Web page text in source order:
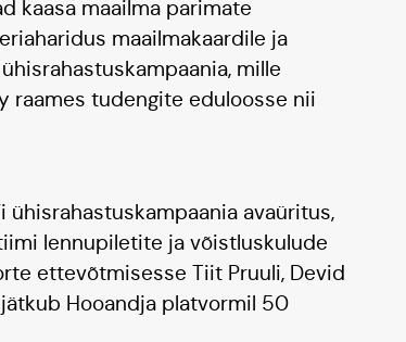
kaasa maailma parimate
maailmakaardile ja
mille
raames tudengite eduloosse nii
ühisrahastuskampaania avaüritus,
lennupiletite ja võistluskulude
ettevõtmisesse Tiit Pruuli, Devid
Hooandja platvormil 50